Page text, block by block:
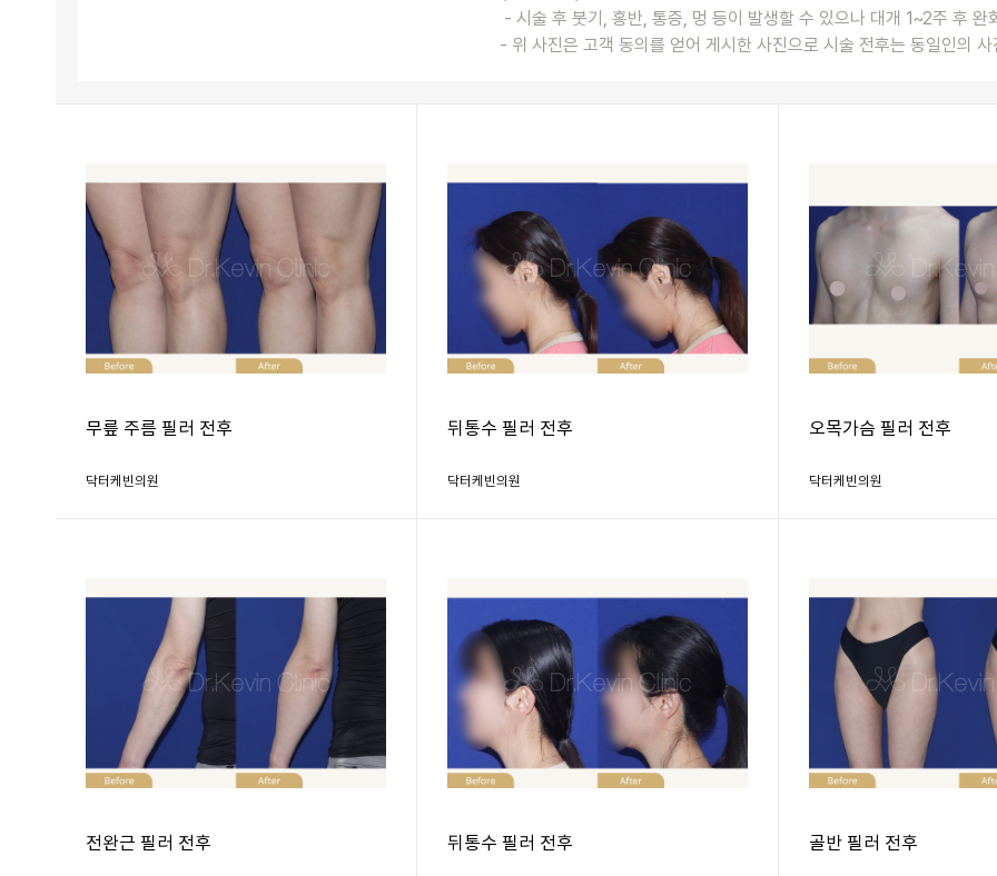
- 시술 후 붓기, 홍반, 통증, 멍 등이 발생할 수 있으나 대개 1~2주 후 완
- 위 사진은 고객 동의를 얻어 게시한 사진으로 시술 전후는 동일인의 사
무릎 주름 필러 전후
닥터케빈의원
뒤통수 필러 전후
닥터케빈의원
오목가슴 필러 전후
닥터케빈의원
전완근 필러 전후 뒤통수 필러 전후 골반 필러 전후